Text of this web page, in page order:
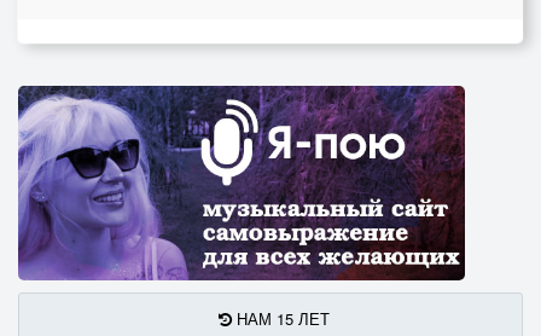
НАМ 15 ЛЕТ